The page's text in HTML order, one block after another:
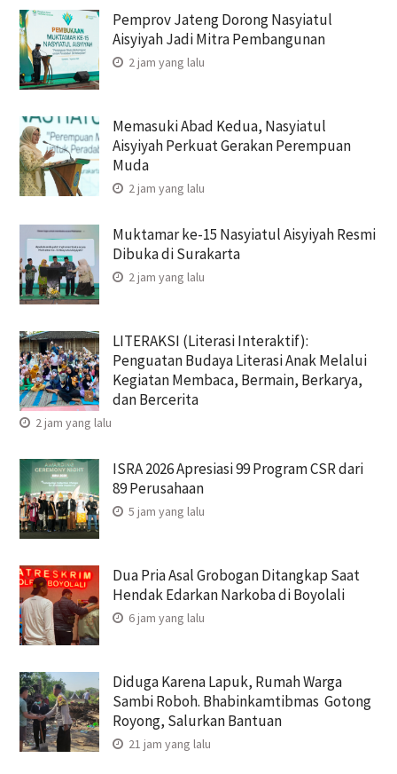
Pemprov Jateng Dorong Nasyiatul
Aisyiyah Jadi Mitra Pembangunan
2 jam yang lalu
Memasuki Abad Kedua, Nasyiatul
Aisyiyah Perkuat Gerakan Perempuan
Muda
2 jam yang lalu
Muktamar ke-15 Nasyiatul Aisyiyah Resmi
Dibuka di Surakarta
2 jam yang lalu
LITERAKSI (Literasi Interaktif):
Penguatan Budaya Literasi Anak Melalui
Kegiatan Membaca, Bermain, Berkarya,
dan Bercerita
2 jam yang lalu
ISRA 2026 Apresiasi 99 Program CSR dari
89 Perusahaan
5 jam yang lalu
Dua Pria Asal Grobogan Ditangkap Saat
Hendak Edarkan Narkoba di Boyolali
6 jam yang lalu
Diduga Karena Lapuk, Rumah Warga
Sambi Roboh. Bhabinkamtibmas Gotong
Royong, Salurkan Bantuan
21 jam yang lalu